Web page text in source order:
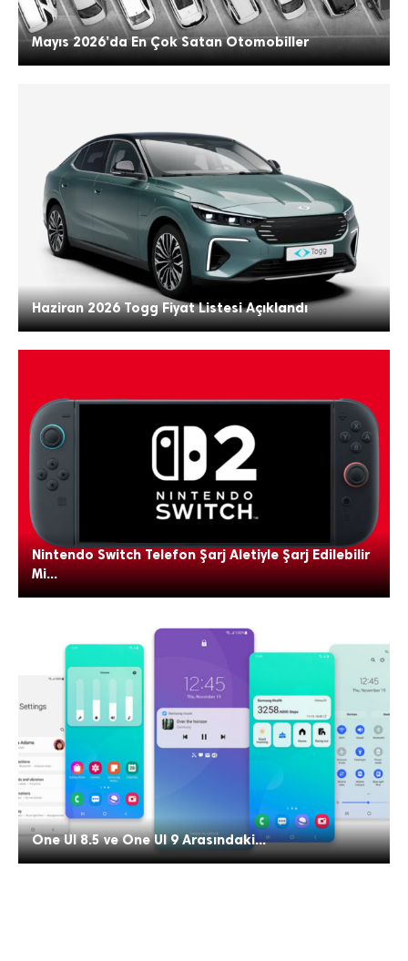
Mayıs 2026’da En Çok Satan Otomobiller
Haziran 2026 Togg Fiyat Listesi Açıklandı
Nintendo Switch Telefon Şarj Aletiyle Şarj Edilebilir
Mi...
One UI 8.5 ve One UI 9 Arasındaki...